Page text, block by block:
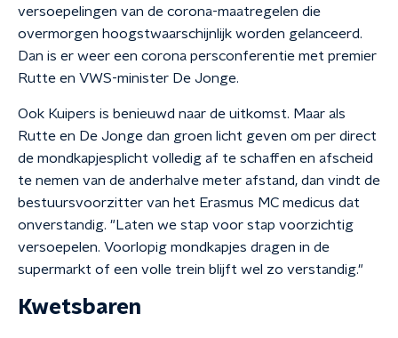
versoepelingen van de corona-maatregelen die
overmorgen hoogstwaarschijnlijk worden gelanceerd.
Dan is er weer een corona persconferentie met premier
Rutte en VWS-minister De Jonge.
Ook Kuipers is benieuwd naar de uitkomst. Maar als
Rutte en De Jonge dan groen licht geven om per direct
de mondkapjesplicht volledig af te schaffen en afscheid
te nemen van de anderhalve meter afstand, dan vindt de
bestuursvoorzitter van het Erasmus MC medicus dat
onverstandig. "Laten we stap voor stap voorzichtig
versoepelen. Voorlopig mondkapjes dragen in de
supermarkt of een volle trein blijft wel zo verstandig."
Kwetsbaren